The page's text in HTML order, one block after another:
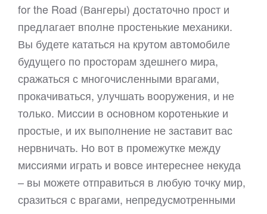
for the Road (Вангеры) достаточно прост и
предлагает вполне простенькие механики.
Вы будете кататься на крутом автомобиле
будущего по просторам здешнего мира,
сражаться с многочисленными врагами,
прокачиваться, улучшать вооружения, и не
только. Миссии в основном коротенькие и
простые, и их выполнение не заставит вас
нервничать. Но вот в промежутке между
миссиями играть и вовсе интереснее некуда
– вы можете отправиться в любую точку мир,
сразиться с врагами, непредусмотренными